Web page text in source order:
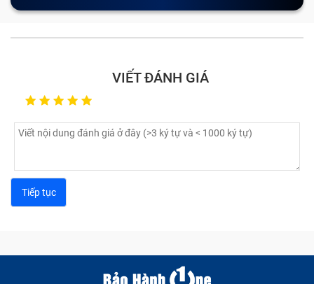
phản hồi thao tác người dùng. Bạn không thể dùng
vỡ, biến dạng bởi vô tình làm rơi, va chạm với các
vật sắc nhọn.
cảm biến vân tay thì nếu tính năng này không hoạt
nên đi thay nút Home mới.
Nguyên nhân nào dẫn tới nút Home
Nút Home Ipad Không Hoạt Động bị hỏng có khá
nhiều nguyên nhân bao gồm khách quan và chủ quan,
VIẾT ĐÁNH GIÁ